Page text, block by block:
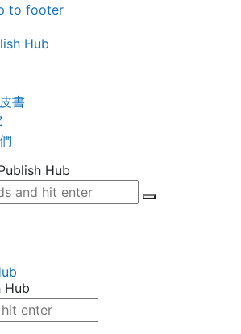
to footer
Hub
書